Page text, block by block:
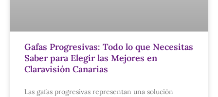
Gafas Progresivas: Todo lo que Necesitas
Saber para Elegir las Mejores en
Claravisión Canarias
Las gafas progresivas representan una solución